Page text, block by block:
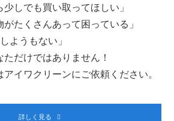
少しでも買い取ってほしい」
がたくさんあって困っている」
ようもない」
だけではありません！
イワクリーンにご依頼ください。
詳しく見る